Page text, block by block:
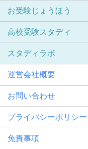
お受験じょうほう
高校受験スタディ
スタディラボ
運営会社概要
お問い合わせ
プライバシーポリシー
免責事項